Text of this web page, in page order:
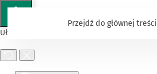
Ułatwienia dostępu
Przejdź do głównej treści